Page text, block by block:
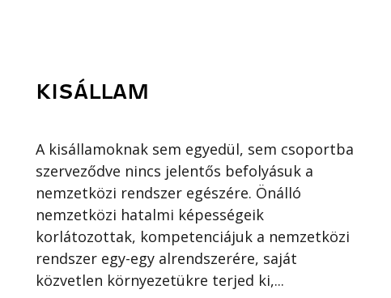
KISÁLLAM
A kisállamoknak sem egyedül, sem csoportba
szerveződve nincs jelentős befolyásuk a
nemzetközi rendszer egészére. Önálló
nemzetközi hatalmi képességeik
korlátozottak, kompetenciájuk a nemzetközi
rendszer egy-egy alrendszerére, saját
közvetlen környezetükre terjed ki,...